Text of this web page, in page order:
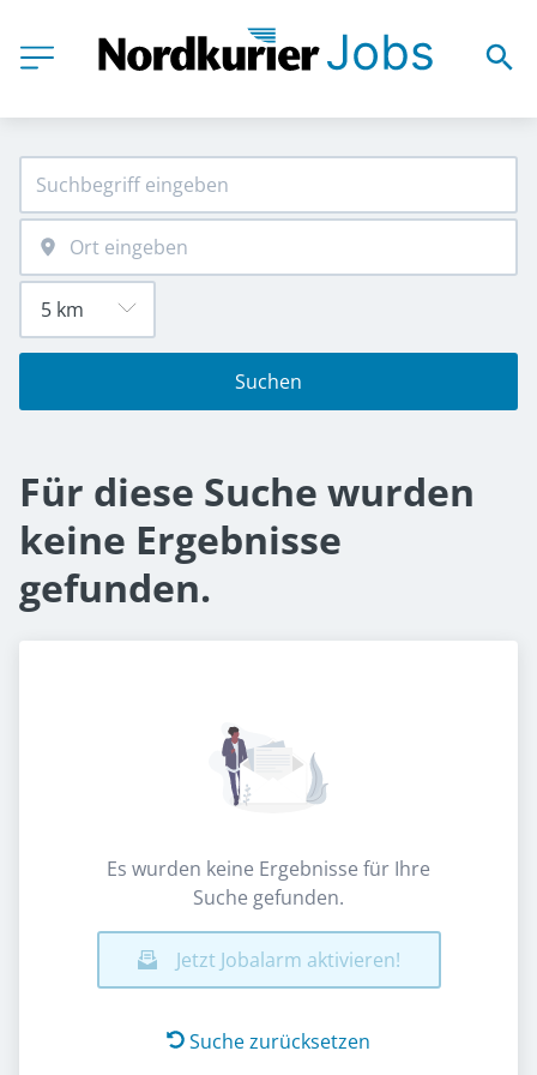
Suchen
Für diese Suche wurden
keine Ergebnisse
gefunden.
Es wurden keine Ergebnisse für Ihre
Suche gefunden.
Jetzt Jobalarm aktivieren!
Suche zurücksetzen